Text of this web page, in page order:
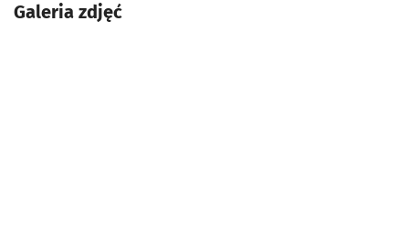
Galeria zdjęć